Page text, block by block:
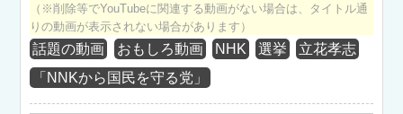
（※削除等でYouTubeに関連する動画がない場合は、タイトル通
りの動画が表示されない場合があります）
話題の動画 おもしろ動画 NHK 選挙
立花孝志
「NNKから国民を守る党」